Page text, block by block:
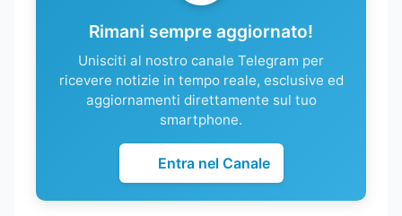
Rimani sempre aggiornato!
Unisciti al nostro canale Telegram per
ricevere notizie in tempo reale, esclusive ed
aggiornamenti direttamente sul tuo
smartphone.
Entra nel Canale